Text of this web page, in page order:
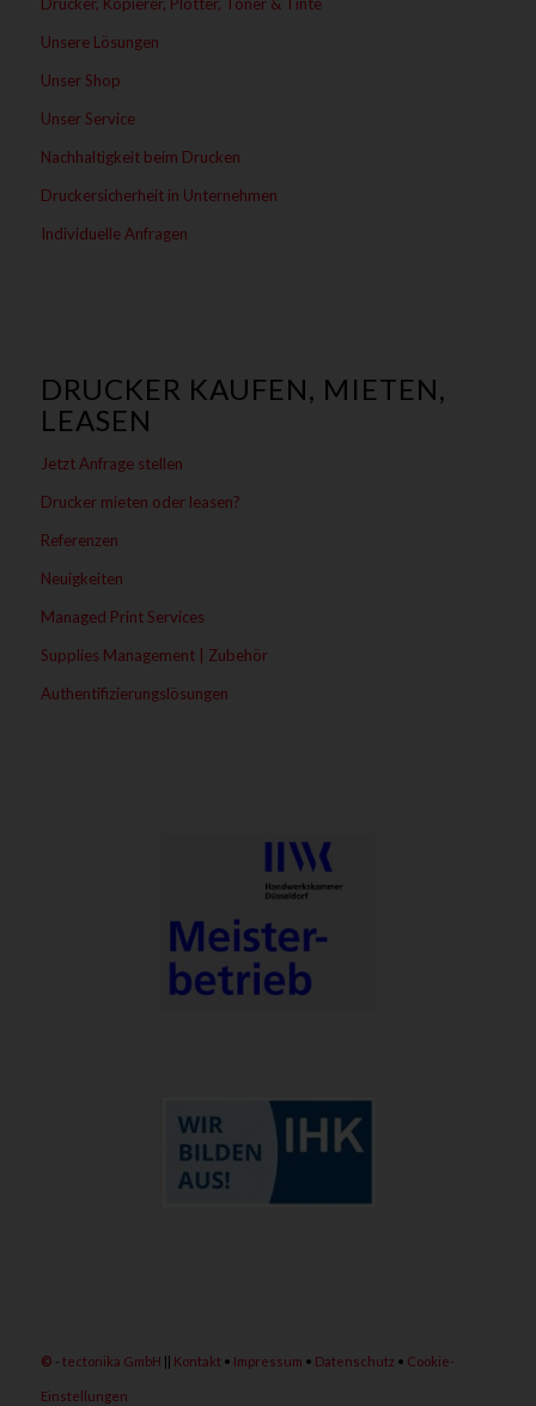
Unsere Lösungen
Unser Shop
Unser Service
Nachhaltigkeit beim Drucken
Druckersicherheit in Unternehmen
Individuelle Anfragen
DRUCKER KAUFEN, MIETEN,
LEASEN
Jetzt Anfrage stellen
Drucker mieten oder leasen?
Referenzen
Neuigkeiten
Managed Print Services
Supplies Management | Zubehör
Authentifizierungslösungen
© - tectonika GmbH Kontakt • Impressum • Datenschutz• Cookie-
Einstellungen